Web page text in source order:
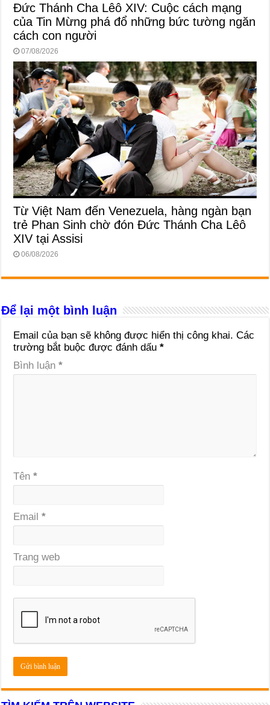
Đức Thánh Cha Lêô XIV: Cuộc cách mạng
của Tin Mừng phá đổ những bức tường ngăn
cách con người
07/08/2026
Từ Việt Nam đến Venezuela, hàng ngàn bạn
trẻ Phan Sinh chờ đón Đức Thánh Cha Lêô
XIV tại Assisi
06/08/2026
Để lại một bình luận
Email của bạn sẽ không được hiển thị công khai. Các
trường bắt buộc được đánh dấu*
Bình luận*
Tên*
Email*
Trang web